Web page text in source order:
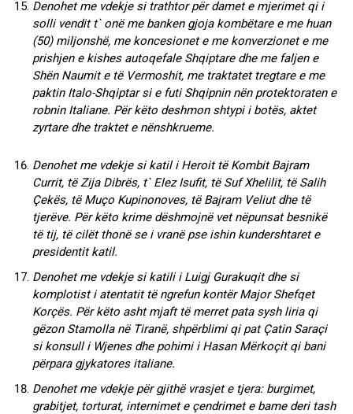
Denohet me vdekje si trathtor për damet e mjerimet qi i
solli vendit t` onë me banken gjoja kombëtare e me huan
(50) miljonshë, me koncesionet e me konverzionet e me
prishjen e kishes autoqefale Shqiptare dhe me faljen e
Shën Naumit e të Vermoshit, me traktatet tregtare e me
paktin Italo-Shqiptar si e futi Shqipnin nën protektoraten e
robnin Italiane. Për këto deshmon shtypi i botës, aktet
zyrtare dhe traktet e nënshkrueme.
Denohet me vdekje si katil i Heroit të Kombit Bajram
Currit, të Zija Dibrës, t` Elez Isufit, të Suf Xhelilit, të Salih
Çekës, të Muço Kupinonoves, të Bajram Veliut dhe të
tjerëve. Për këto krime dëshmojnë vet nëpunsat besnikë
të tij, të cilët thonë se i vranë pse ishin kundershtaret e
presidentit katil.
Denohet me vdekje si katili i Luigj Gurakuqit dhe si
komplotist i atentatit të ngrefun kontër Major Shefqet
Korçës. Për këto asht mjaft të merret pata sysh liria qi
gëzon Stamolla në Tiranë, shpërblimi qi pat Çatin Saraçi
si konsull i Wjenes dhe pohimi i Hasan Mërkoçit qi bani
përpara gjykatores italiane.
Denohet me vdekje për gjithë vrasjet e tjera: burgimet,
grabitjet, torturat, internimet e çendrimet e bame deri tash